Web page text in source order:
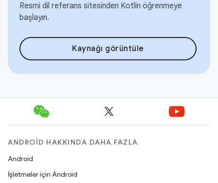
Resmi dil referans sitesinden Kotlin öğrenmeye
başlayın.
Kaynağı görüntüle
ANDROID HAKKINDA DAHA FAZLA
Android
İşletmeler için Android